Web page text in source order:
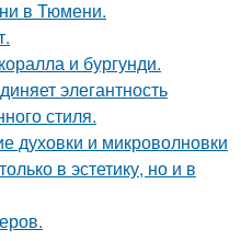
в Тюмени.
и бургунди.
элегантность
стиля.
духовки и микроволновки
в эстетику, но и в